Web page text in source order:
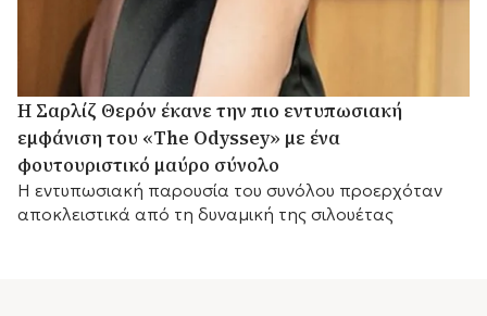
Η Σαρλίζ Θερόν έκανε την πιο εντυπωσιακή
εμφάνιση του «The Odyssey» με ένα
φουτουριστικό μαύρο σύνολο
Η εντυπωσιακή παρουσία του συνόλου προερχόταν
αποκλειστικά από τη δυναμική της σιλουέτας